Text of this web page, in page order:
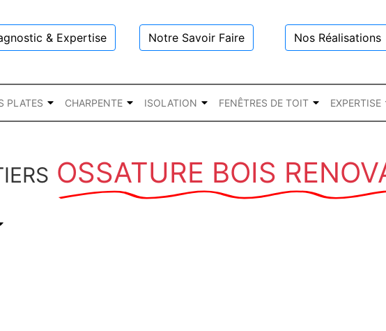
& Expertise Notre Savoir Faire Nos Réalisations
PLATES CHARPENTE ISOLATION FENÊTRES DE TOIT EXPERTISE
OSSATURE BOIS